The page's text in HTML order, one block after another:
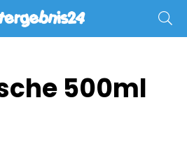
500ml